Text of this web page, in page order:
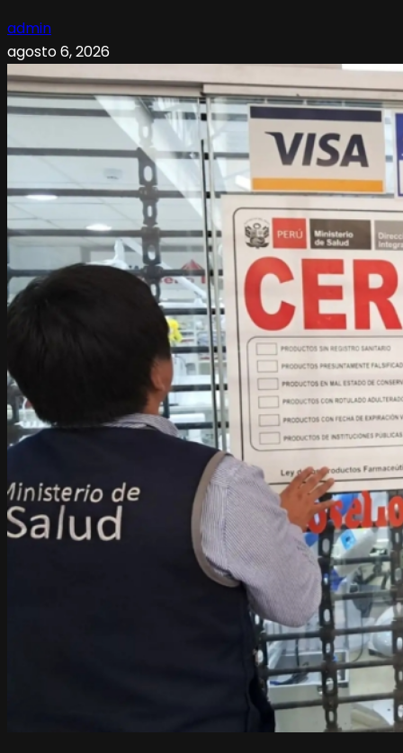
admin
agosto 6, 2026